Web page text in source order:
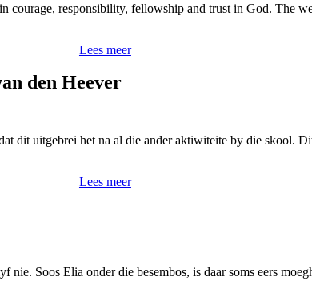
courage, responsibility, fellowship and trust in God. The
Lees meer
den Heever
dit uitgebrei het na al die ander aktiwiteite by die skool.
Lees meer
Soos Elia onder die besembos, is daar soms eers